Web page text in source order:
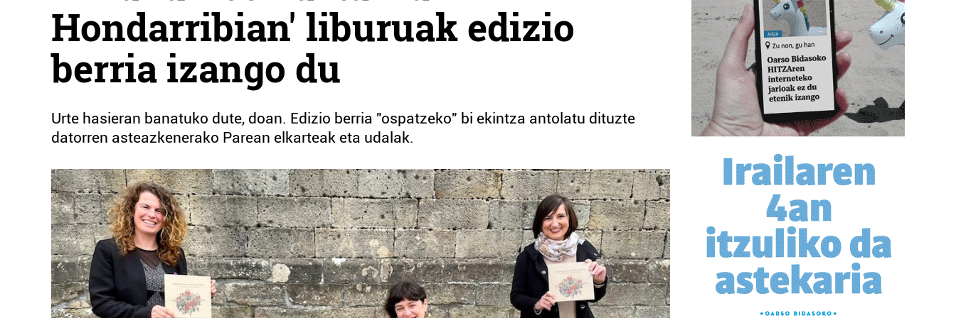
Hondarribian' liburuak edizio
berria izango du
Urte hasieran banatuko dute, doan. Edizio berria "ospatzeko" bi ekintza antolatu dituzte
datorren asteazkenerako Parean elkarteak eta udalak.